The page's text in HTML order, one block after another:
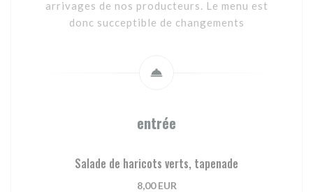
arrivages de nos producteurs. Le menu est
donc succeptible de changements
entrée
Salade de haricots verts, tapenade
8,00 EUR